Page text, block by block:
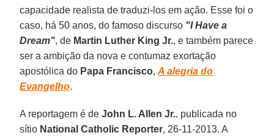
capacidade realista de traduzi-los em ação. Esse foi o
caso, há 50 anos, do famoso discurso "I Have a
Dream", de Martin Luther King Jr., e também parece
ser a ambição da nova e contumaz exortação
apostólica do Papa Francisco,A alegria do
Evangelho.
A reportagem é deJohn L. Allen Jr., publicada no
sítio National Catholic Reporter, 26-11-2013. A